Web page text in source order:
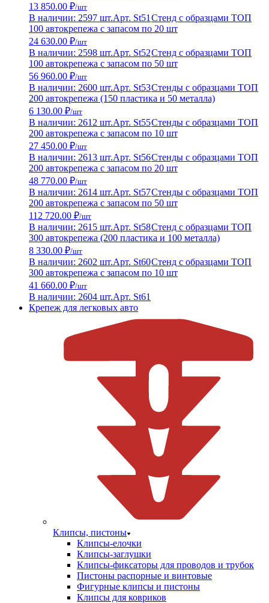
13 850.00 ₽/шт
В наличии: 2597 шт.Арт. St51 Стенд с образцами ТОП
100 автокрепежа с запасом по 20 шт
24 630.00 ₽/шт
В наличии: 2598 шт.Арт. St52Стенд с образцами ТОП
100 автокрепежа с запасом по 50 шт
56 960.00 ₽/шт
В наличии: 2600 шт.Арт. St53Стенды с образцами ТОП
200 автокрепежа (150 пластика и 50 металла)
6 130.00 ₽/шт
В наличии: 2612 шт.Арт. St55Стенды с образцами ТОП
200 автокрепежа с запасом по 10 шт
27 450.00 ₽/шт
В наличии: 2613 шт.Арт. St56Стенды с образцами ТОП
200 автокрепежа с запасом по 20 шт
48 770.00 ₽/шт
В наличии: 2614 шт.Арт. St57Стенды с образцами ТОП
200 автокрепежа с запасом по 50 шт
112 720.00 ₽/шт
В наличии: 2615 шт.Арт. St58Стенд с образцами ТОП
300 автокрепежа (200 пластика и 100 металла)
8 330.00 ₽/шт
В наличии: 2602 шт.Арт. St60Стенд с образцами ТОП
300 автокрепежа с запасом по 10 шт
41 660.00 ₽/шт
В наличии: 2604 шт.Арт. St61
Крепеж для легковых авто
Клипсы, пистоны
Клипсы-елочки
Клипсы-заглушки
Клипсы-фиксаторы для проводов и трубок
Пистоны распорные и винтовые
Фигурные клипсы и пистоны
Клипсы для ковриков